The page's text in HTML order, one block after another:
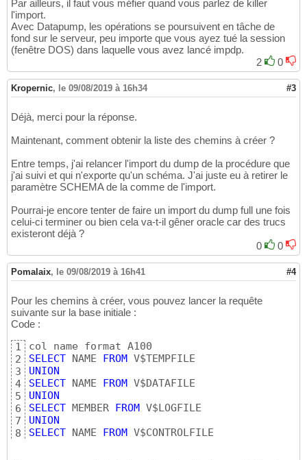
Par ailleurs, il faut vous méfier quand vous parlez de killer
l'import.
Avec Datapump, les opérations se poursuivent en tâche de
fond sur le serveur, peu importe que vous ayez tué la session
(fenêtre DOS) dans laquelle vous avez lancé impdp.
2
0
Kropernic, le 09/08/2019 à 16h34 #3
Déjà, merci pour la réponse.
Maintenant, comment obtenir la liste des chemins à créer ?
Entre temps, j'ai relancer l'import du dump de la procédure que
j'ai suivi et qui n'exporte qu'un schéma. J'ai juste eu à retirer le
paramètre SCHEMA de la comme de l'import.
Pourrai-je encore tenter de faire un import du dump full une fois
celui-ci terminer ou bien cela va-t-il gêner oracle car des trucs
existeront déjà ?
0
0
Pomalaix, le 09/08/2019 à 16h41 #4
Pour les chemins à créer, vous pouvez lancer la requête
suivante sur la base initiale :
Code :
1
2
3
4
5
6
7
8
SELECT NAME FROM
UNION
SELECT NAME FROM
UNION
SELECT MEMBER FROM
UNION
SELECT NAME FROM